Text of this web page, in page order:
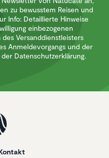
zu bewusstem Reisen und
Info: Detaillierte Hinweise
einbezogenen
des Versanddienstleisters
Anmeldevorgangs und der
Datenschutzerklärung.